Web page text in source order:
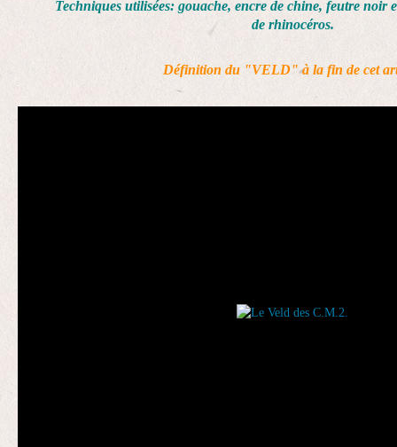
Techniques utilisées: gouache, encre de chine, feutre noir
de rhinocéros.
Définition du "VELD" à la fin de cet